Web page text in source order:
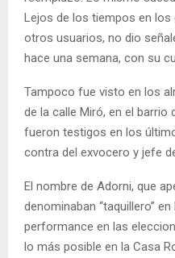
Lejos de los tiempos en los
otros usuarios, no dio
hace una semana, con su
Tampoco fue visto en los
de la calle Miró, en el barrio
fueron testigos en los
contra del exvocero y jefe
El nombre de Adorni, que
denominaban “taquillero”
performance en las
lo más posible en la Casa